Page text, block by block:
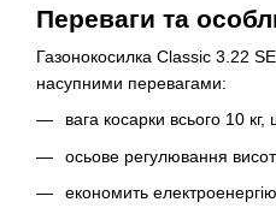
Переваги та
Газонокосилка Classic 3.22
насупними перевагами:
вага косарки всього 10
осьове регулювання
економить